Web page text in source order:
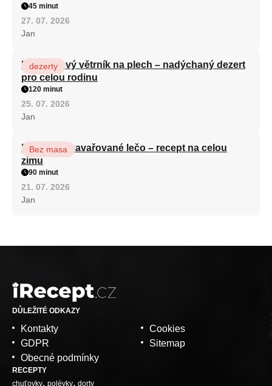
45 minut
27. 07. 2026
Jan
Karamelový větrník na plech – nadýchaný dezert
pro celou rodinu
dezerty
120 minut
25. 07. 2026
Jan
Babiččino zavařované lečo – recept na celou
zimu
Bez masa
90 minut
21. 07. 2026
Jan
DŮLEŽITÉ ODKAZY
Kontakty
GDPR
Obecné podmínky
Cookies
Sitemap
RECEPTY
chuťovky polévky dorty